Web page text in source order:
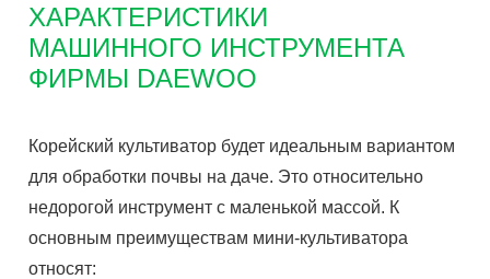
ХАРАКТЕРИСТИКИ
МАШИННОГО ИНСТРУМЕНТА
ФИРМЫ DAEWOO
Корейский культиватор будет идеальным вариантом
для обработки почвы на даче. Это относительно
недорогой инструмент с маленькой массой. К
основным преимуществам мини-культиватора
относят: